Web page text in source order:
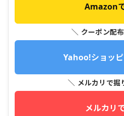
Amazon
＼ クーポン配
Yahoo!ショッ
＼ メルカリで掘
メルカリ